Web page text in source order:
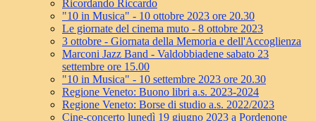
Ricordando Riccardo
"10 in Musica" - 10 ottobre 2023 ore 20.30
Le giornate del cinema muto - 8 ottobre 2023
3 ottobre - Giornata della Memoria e dell'Accoglienza
Marconi Jazz Band - Valdobbiadene sabato 23
settembre ore 15.00
"10 in Musica" - 10 settembre 2023 ore 20.30
Regione Veneto: Buono libri a.s. 2023-2024
Regione Veneto: Borse di studio a.s. 2022/2023
Cine-concerto lunedì 19 giugno 2023 a Pordenone